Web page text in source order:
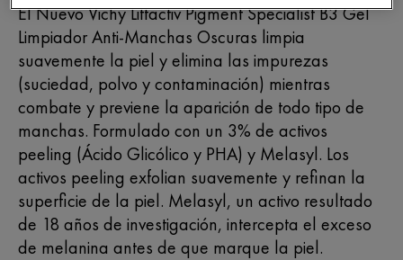
El Nuevo Vichy Liftactiv Pigment Specialist B3 Gel
Limpiador Anti-Manchas Oscuras limpia
suavemente la piel y elimina las impurezas
(suciedad, polvo y contaminación) mientras
combate y previene la aparición de todo tipo de
manchas. Formulado con un 3% de activos
peeling (Ácido Glicólico y PHA) y Melasyl. Los
activos peeling exfolian suavemente y refinan la
superficie de la piel. Melasyl, un activo resultado
de 18 años de investigación, intercepta el exceso
de melanina antes de que marque la piel.